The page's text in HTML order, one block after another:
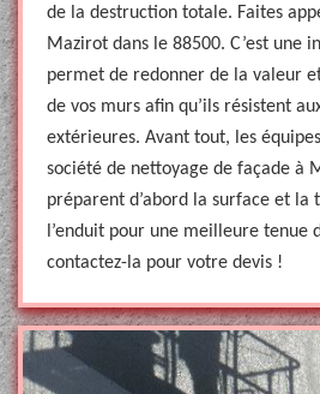
de la destruction totale. Faites
Mazirot dans le 88500. C’est une
permet de redonner de la valeur
de vos murs afin qu’ils résistent
extérieures. Avant tout, les
société de nettoyage de façade à
préparent d’abord la surface et
l’enduit pour une meilleure tenue
contactez-la pour votre devis !